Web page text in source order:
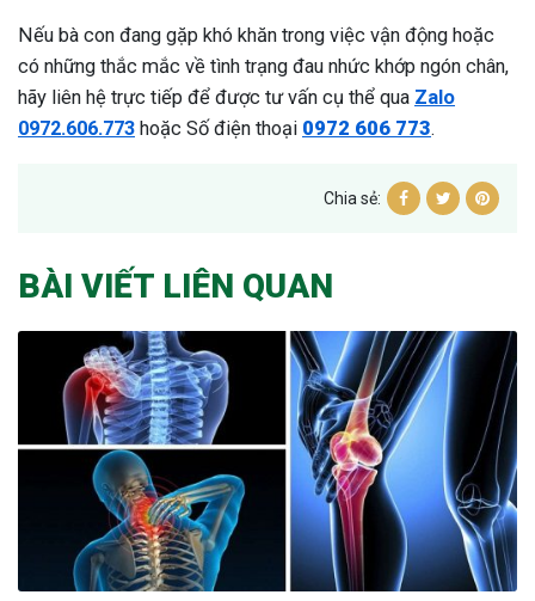
Nếu bà con đang gặp khó khăn trong việc vận động hoặc
có những thắc mắc về tình trạng đau nhức khớp ngón chân,
hãy liên hệ trực tiếp để được tư vấn cụ thể qua Zalo
0972.606.773 hoặc Số điện thoại 0972 606 773.
Chia sẻ:
BÀI VIẾT LIÊN QUAN